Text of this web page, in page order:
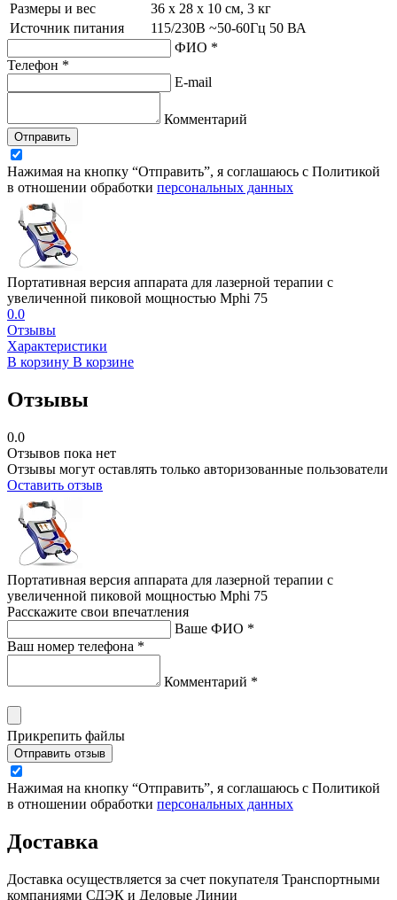
Размеры и вес
36 х 28 х 10 см, 3 кг
Источник питания
115/230В ~50-60Гц 50 ВА
ФИО *
Телефон *
E-mail
Комментарий
Отправить
Нажимая на кнопку “Отправить”, я соглашаюсь с Политикой
в отношении обработки персональных данных
Портативная версия аппарата для лазерной терапии с
увеличенной пиковой мощностью Mphi 75
0.0
Отзывы
Характеристики
В корзину В корзине
Отзывы
0.0
Отзывов пока нет
Отзывы могут оставлять только авторизованные пользователи
Оставить отзыв
Портативная версия аппарата для лазерной терапии с
увеличенной пиковой мощностью Mphi 75
Расскажите свои впечатления
Ваше ФИО *
Ваш номер телефона *
Комментарий *
Прикрепить файлы
Отправить отзыв
Нажимая на кнопку “Отправить”, я соглашаюсь с Политикой
в отношении обработки персональных данных
Доставка
Доставка осуществляется за счет покупателя Транспортными
компаниями СДЭК и Деловые Линии